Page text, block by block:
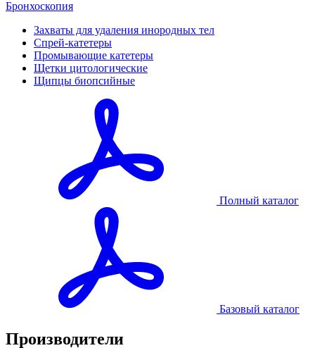
Бронхоскопия
Захваты для удаления инородных тел
Спрей-катетеры
Промывающие катетеры
Щетки цитологические
Щипцы биопсийные
Полный каталог
Базовый каталог
Производители